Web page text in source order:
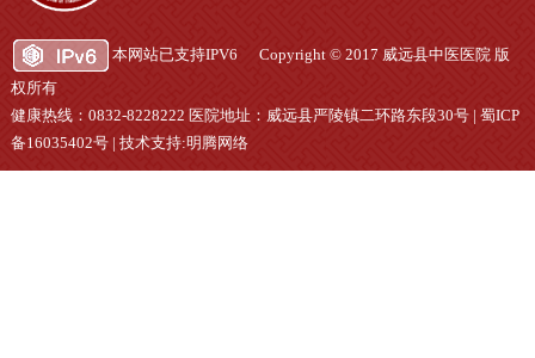
本网站已支持IPV6 Copyright © 2017 威远县中医医院 版
权所有
健康热线：0832-8228222 医院地址：威远县严陵镇二环路东段30号 | 蜀ICP
备16035402号| 技术支持:明腾网络